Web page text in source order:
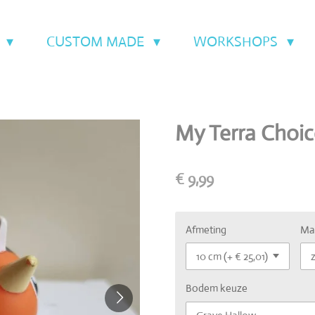
CUSTOM MADE WORKSHOPS
My Terra
€ 9,99
Afmeting
Bodem keuze